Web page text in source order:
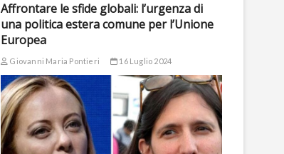
Affrontare le sfide globali: l’urgenza di
una politica estera comune per l’Unione
Europea
Giovanni Maria Pontieri 16 Luglio 2024